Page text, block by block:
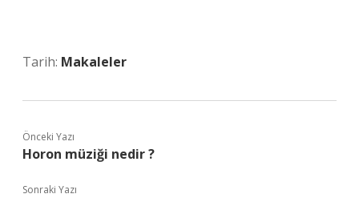
Tarih: Makaleler
Önceki Yazı
Horon müziği nedir ?
Sonraki Yazı